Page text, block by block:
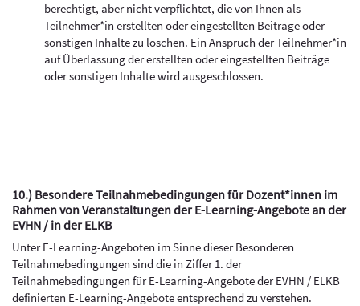
berechtigt, aber nicht verpflichtet, die von Ihnen als
Teilnehmer*in erstellten oder eingestellten Beiträge oder
sonstigen Inhalte zu löschen. Ein Anspruch der Teilnehmer*in
auf Überlassung der erstellten oder eingestellten Beiträge
oder sonstigen Inhalte wird ausgeschlossen.
10.) Besondere Teilnahmebedingungen für Dozent*innen im
Rahmen von Veranstaltungen der E-Learning-Angebote an der
EVHN / in der ELKB
Unter E-Learning-Angeboten im Sinne dieser Besonderen
Teilnahmebedingungen sind die in Ziffer 1. der
Teilnahmebedingungen für E-Learning-Angebote der EVHN / ELKB
definierten E-Learning-Angebote entsprechend zu verstehen.